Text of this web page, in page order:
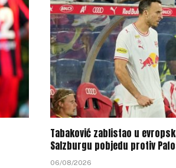
Tabaković zablistao u
Salzburgu pobjedu protiv
06/08/2026